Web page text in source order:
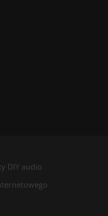
DIY audio